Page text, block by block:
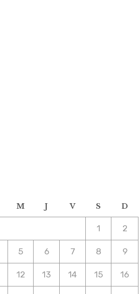
M J V S D
1 2
5 6 7 8 9
12 13 14 15 16